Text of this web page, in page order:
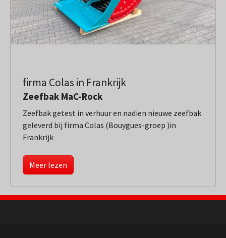
firma Colas in Frankrijk
Zeefbak MaC-Rock
Zeefbak getest in verhuur en nadien nieuwe zeefbak
geleverd bij firma Colas (Bouygues-groep )in
Frankrijk
Meer lezen